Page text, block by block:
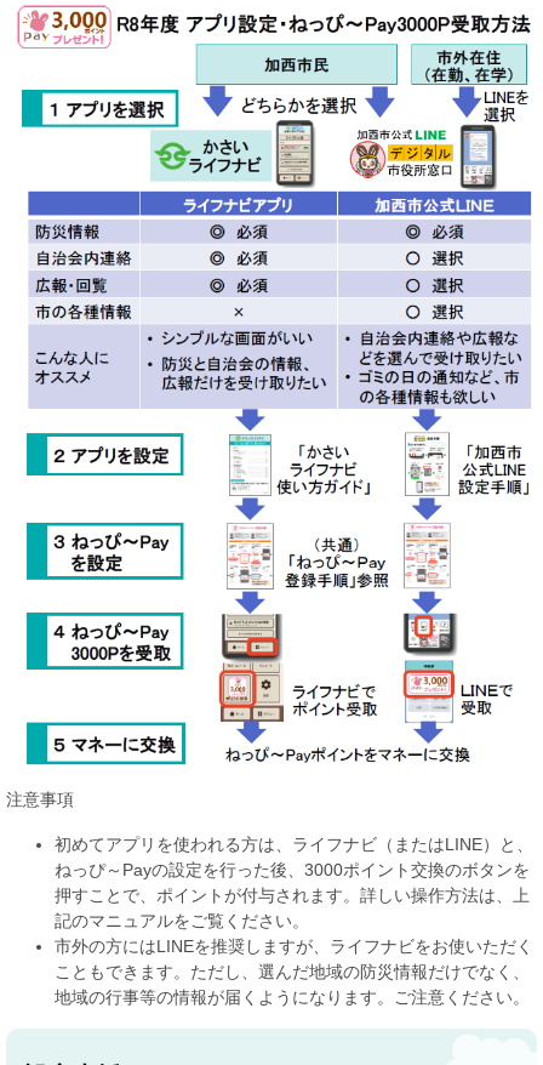
注意事項
初めてアプリを使われる方は、ライフナビ（またはLINE）と、
ねっぴ～Payの設定を行った後、3000ポイント交換のボタンを
押すことで、ポイントが付与されます。詳しい操作方法は、上
記のマニュアルをご覧ください。
市外の方にはLINEを推奨しますが、ライフナビをお使いただく
こともできます。ただし、選んだ地域の防災情報だけでなく、
地域の行事等の情報が届くようになります。ご注意ください。